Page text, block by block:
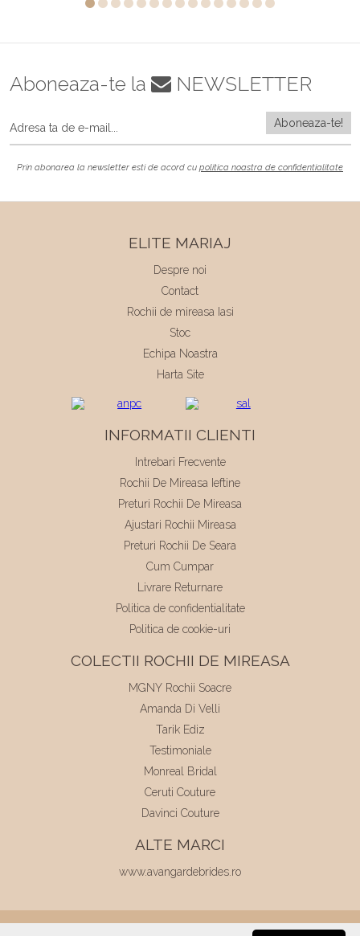
Aboneaza-te la NEWSLETTER
Prin abonarea la newsletter esti de acord cu politica noastra de confidentialitate
ELITE MARIAJ
Despre noi
Contact
Rochii de mireasa Iasi
Stoc
Echipa Noastra
Harta Site
INFORMATII CLIENTI
Intrebari Frecvente
Rochii De Mireasa Ieftine
Preturi Rochii De Mireasa
Ajustari Rochii Mireasa
Preturi Rochii De Seara
Cum Cumpar
Livrare Returnare
Politica de confidentialitate
Politica de cookie-uri
COLECTII ROCHII DE MIREASA
MGNY Rochii Soacre
Amanda Di Velli
Tarik Ediz
Testimoniale
Monreal Bridal
Ceruti Couture
Davinci Couture
ALTE MARCI
www.avangardebrides.ro